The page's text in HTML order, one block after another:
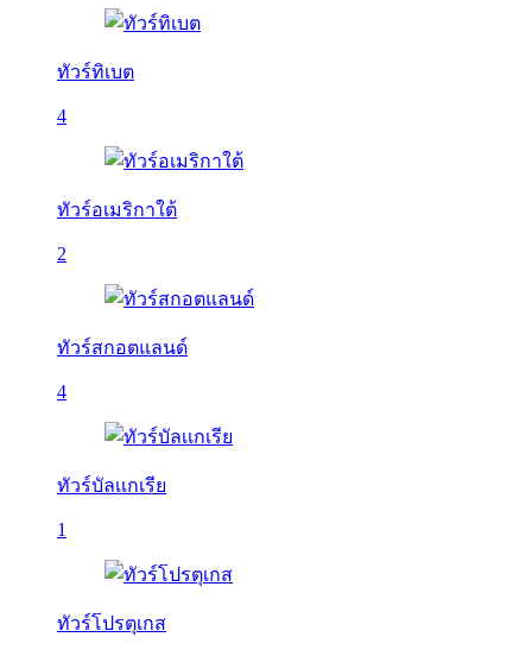
ทัวร์ทิเบต
4
ทัวร์อเมริกาใต้
2
ทัวร์สกอตแลนด์
4
ทัวร์บัลเเกเรีย
1
ทัวร์โปรตุเกส